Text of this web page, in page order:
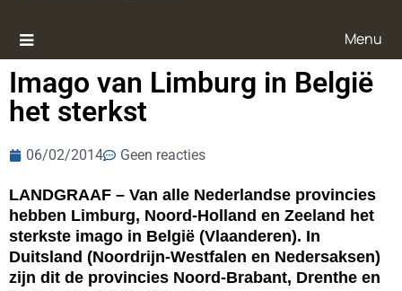
Menu
Imago van Limburg in België
het sterkst
06/02/2014 Geen reacties
LANDGRAAF – Van alle Nederlandse provincies
hebben Limburg, Noord-Holland en Zeeland het
sterkste imago in België (Vlaanderen). In
Duitsland (Noordrijn-Westfalen en Nedersaksen)
zijn dit de provincies Noord-Brabant, Drenthe en